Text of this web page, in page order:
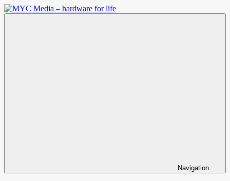
Zum
Inhalt
Navigation